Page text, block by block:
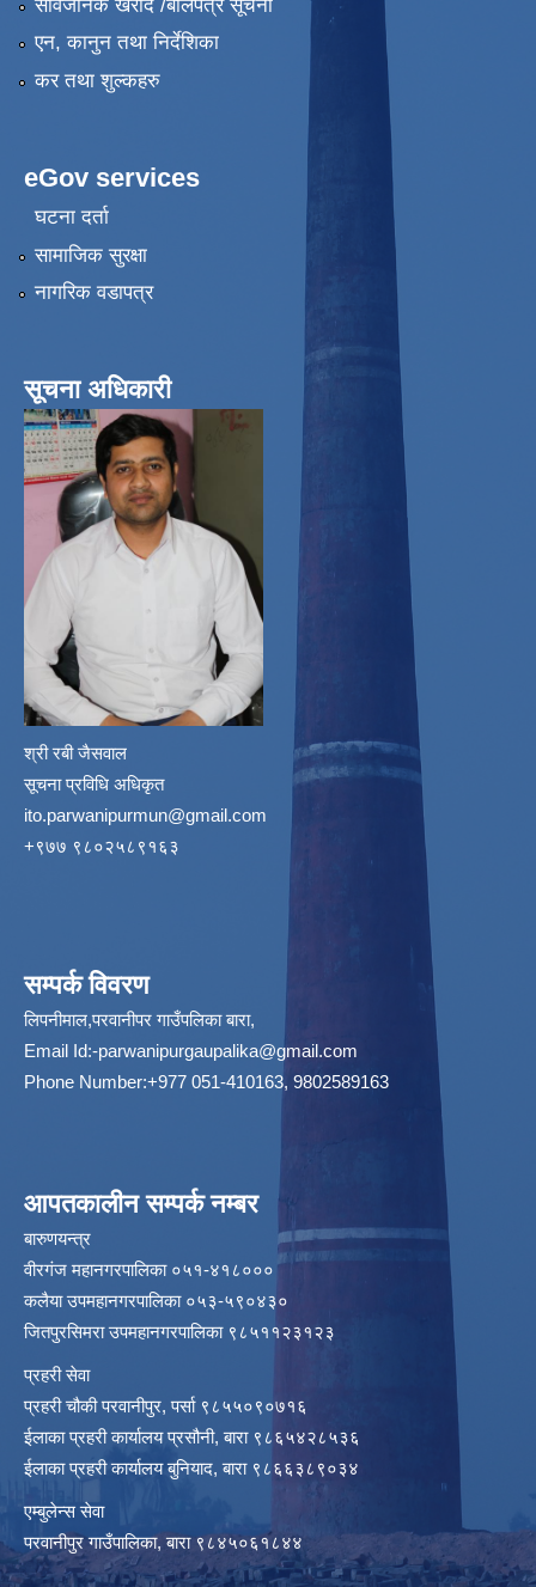
सार्वजनिक खरीद /बोलपत्र सूचना
एन, कानुन तथा निर्देशिका
कर तथा शुल्कहरु
eGov services
घटना दर्ता
सामाजिक सुरक्षा
नागरिक वडापत्र
सूचना अधिकारी
श्री रबी जैसवाल
सूचना प्रविधि अधिकृत
ito.parwanipurmun@gmail.com
‌+९७७ ९८०२५८९१६३
सम्पर्क विवरण
लिपनीमाल,परवानीपर गाउँपलिका बारा,
Email Id:-parwanipurgaupalika@gmail.com
Phone Number:+977 051-410163, 9802589163
आपतकालीन सम्पर्क नम्बर
बारुणयन्त्र
वीरगंज महानगरपालिका ०५१-४१८०००
कलैया उपमहानगरपालिका ०५३-५९०४३०
जितपुरसिमरा उपमहानगरपालिका ९८५११२३१२३
प्रहरी सेवा
प्रहरी चौकी परवानीपुर, पर्सा ९८५५०९०७१६
ईलाका प्रहरी कार्यालय प्रसौनी, बारा ९८६५४२८५३६
ईलाका प्रहरी कार्यालय बुनियाद, बारा ९८६६३८९०३४
एम्बुलेन्स सेवा
परवानीपुर गाउँपालिका, बारा ९८४५०६१८४४